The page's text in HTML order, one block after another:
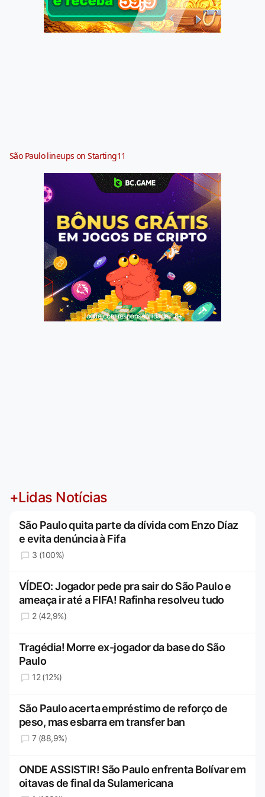
São Paulo lineups on Starting11
Jogue com responsabilidade. 18+
+Lidas Notícias
São Paulo quita parte da dívida com Enzo Díaz
e evita denúncia à Fifa
3 (100%)
VÍDEO: Jogador pede pra sair do São Paulo e
ameaça ir até a FIFA! Rafinha resolveu tudo
2 (42,9%)
Tragédia! Morre ex-jogador da base do São
Paulo
12 (12%)
São Paulo acerta empréstimo de reforço de
peso, mas esbarra em transfer ban
7 (88,9%)
ONDE ASSISTIR! São Paulo enfrenta Bolívar em
oitavas de final da Sulamericana